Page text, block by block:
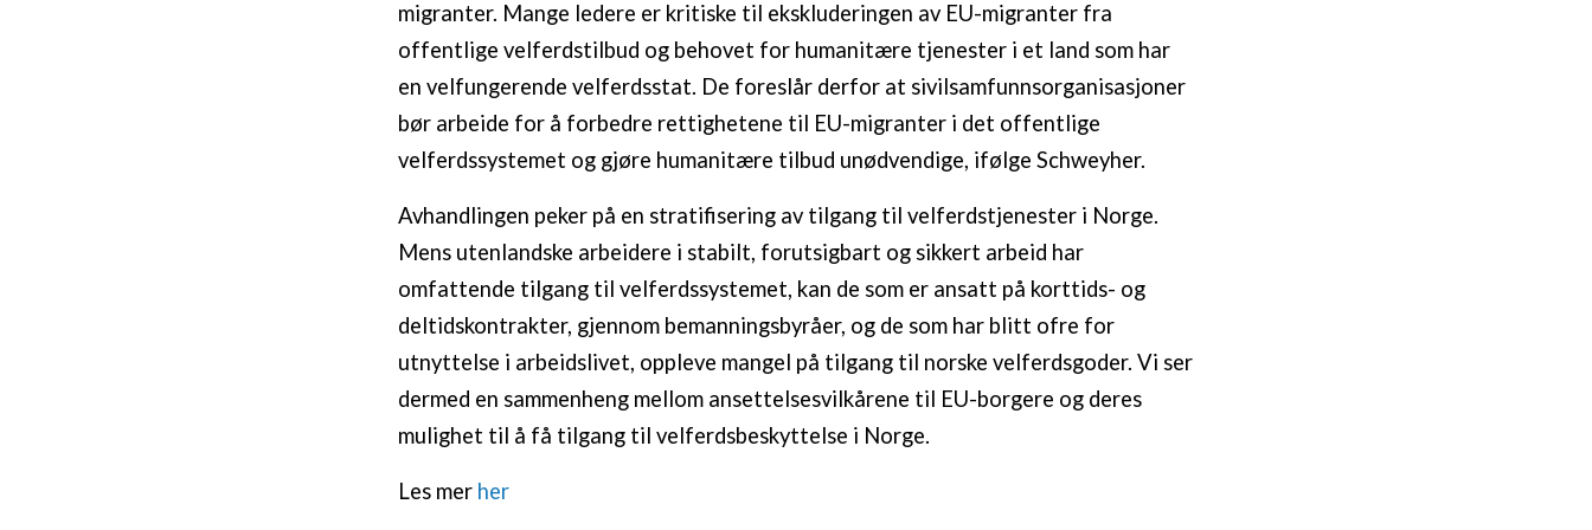
migranter. Mange ledere er kritiske til ekskluderingen av EU-migranter fra
offentlige velferdstilbud og behovet for humanitære tjenester i et land som har
en velfungerende velferdsstat. De foreslår derfor at sivilsamfunnsorganisasjoner
bør arbeide for å forbedre rettighetene til EU-migranter i det offentlige
velferdssystemet og gjøre humanitære tilbud unødvendige, ifølge Schweyher.
Avhandlingen peker på en stratifisering av tilgang til velferdstjenester i Norge.
Mens utenlandske arbeidere i stabilt, forutsigbart og sikkert arbeid har
omfattende tilgang til velferdssystemet, kan de som er ansatt på korttids- og
deltidskontrakter, gjennom bemanningsbyråer, og de som har blitt ofre for
utnyttelse i arbeidslivet, oppleve mangel på tilgang til norske velferdsgoder. Vi ser
dermed en sammenheng mellom ansettelsesvilkårene til EU-borgere og deres
mulighet til å få tilgang til velferdsbeskyttelse i Norge.
Les mer her